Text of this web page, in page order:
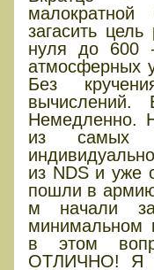
загасить
нуля до 600
атмосферных
Без
Немедленно.
из самых
из NDS и уже
пошли в
м начали
минимальном
в этом
ОТЛИЧНО! Я